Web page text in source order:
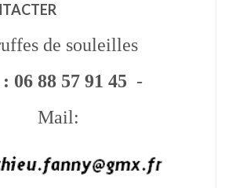
de souleilles
06 88 57 91 45 -
Mail: